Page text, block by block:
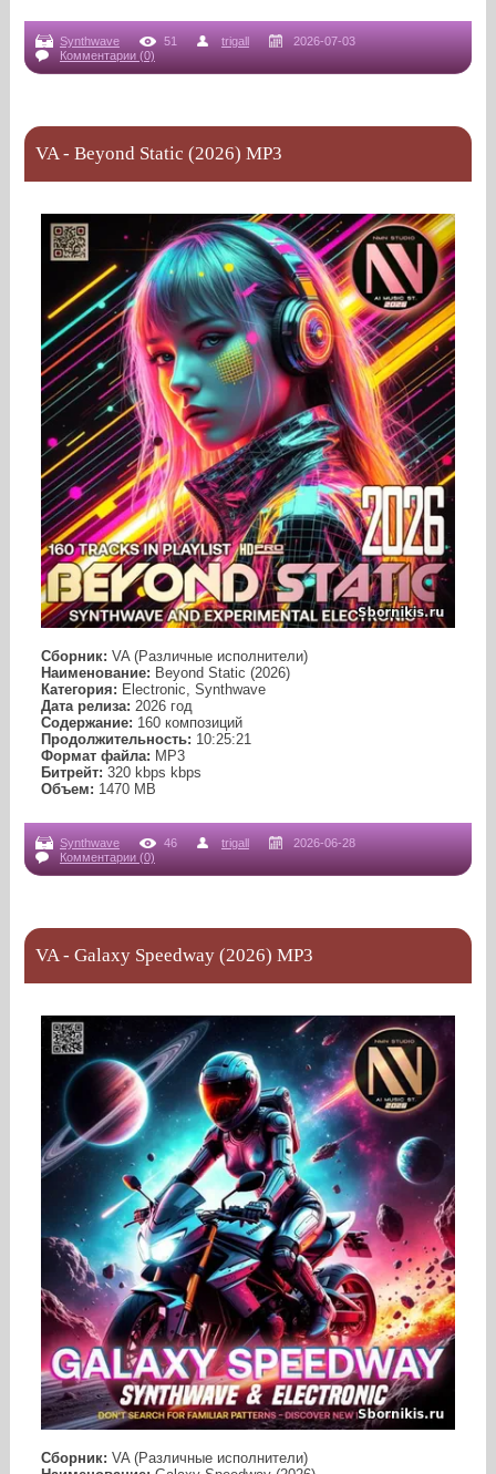
Synthwave 51 trigall
2026-07-03
Комментарии (0)
VA - Beyond Static (2026) MP3
Сборник: VA (Различные исполнители)
Наименование: Beyond Static (2026)
Категория: Electronic, Synthwave
Дата релиза: 2026 год
Содержание: 160 композиций
Продолжительность: 10:25:21
Формат файла: MP3
Битрейт: 320 kbps kbps
Объем: 1470 МB
Synthwave 46 trigall
2026-06-28
Комментарии (0)
VA - Galaxy Speedway (2026) MP3
Сборник: VA (Различные исполнители)